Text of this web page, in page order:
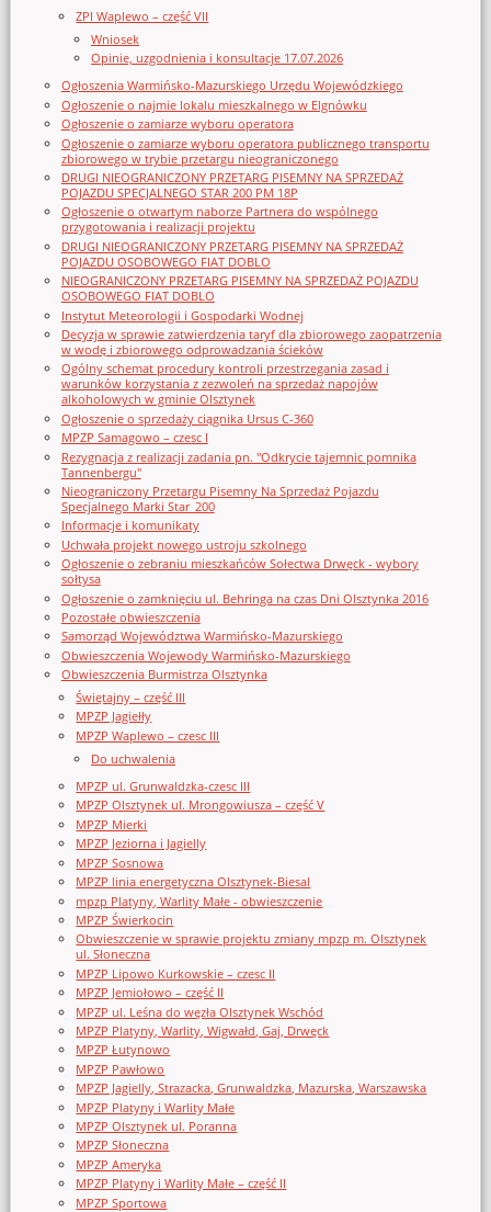
ZPI Waplewo – część VII
Wniosek
Opinie, uzgodnienia i konsultacje 17.07.2026
Ogłoszenia Warmińsko-Mazurskiego Urzędu Wojewódzkiego
Ogłoszenie o najmie lokalu mieszkalnego w Elgnówku
Ogłoszenie o zamiarze wyboru operatora
Ogłoszenie o zamiarze wyboru operatora publicznego transportu
zbiorowego w trybie przetargu nieograniczonego
DRUGI NIEOGRANICZONY PRZETARG PISEMNY NA SPRZEDAŻ
POJAZDU SPECJALNEGO STAR 200 PM 18P
Ogłoszenie o otwartym naborze Partnera do wspólnego
przygotowania i realizacji projektu
DRUGI NIEOGRANICZONY PRZETARG PISEMNY NA SPRZEDAŻ
POJAZDU OSOBOWEGO FIAT DOBLO
NIEOGRANICZONY PRZETARG PISEMNY NA SPRZEDAŻ POJAZDU
OSOBOWEGO FIAT DOBLO
Instytut Meteorologii i Gospodarki Wodnej
Decyzja w sprawie zatwierdzenia taryf dla zbiorowego zaopatrzenia
w wodę i zbiorowego odprowadzania ścieków
Ogólny schemat procedury kontroli przestrzegania zasad i
warunków korzystania z zezwoleń na sprzedaż napojów
alkoholowych w gminie Olsztynek
Ogłoszenie o sprzedaży ciągnika Ursus C-360
MPZP Samagowo – czesc I
Rezygnacja z realizacji zadania pn. "Odkrycie tajemnic pomnika
Tannenbergu"
Nieograniczony Przetargu Pisemny Na Sprzedaż Pojazdu
Specjalnego Marki Star_200
Informacje i komunikaty
Uchwała projekt nowego ustroju szkolnego
Ogłoszenie o zebraniu mieszkańców Sołectwa Drwęck - wybory
sołtysa
Ogłoszenie o zamknięciu ul. Behringa na czas Dni Olsztynka 2016
Pozostałe obwieszczenia
Samorząd Województwa Warmińsko-Mazurskiego
Obwieszczenia Wojewody Warmińsko-Mazurskiego
Obwieszczenia Burmistrza Olsztynka
Świętajny – część III
MPZP Jagiełły
MPZP Waplewo – czesc III
Do uchwalenia
MPZP ul. Grunwaldzka-czesc III
MPZP Olsztynek ul. Mrongowiusza – część V
MPZP Mierki
MPZP Jeziorna i Jagielly
MPZP Sosnowa
MPZP linia energetyczna Olsztynek-Biesal
mpzp Platyny, Warlity Małe - obwieszczenie
MPZP Świerkocin
Obwieszczenie w sprawie projektu zmiany mpzp m. Olsztynek
ul. Słoneczna
MPZP Lipowo Kurkowskie – czesc II
MPZP Jemiołowo – część II
MPZP ul. Leśna do węzła Olsztynek Wschód
MPZP Platyny, Warlity, Wigwałd, Gaj, Drwęck
MPZP Łutynowo
MPZP Pawłowo
MPZP Jagielly, Strazacka, Grunwaldzka, Mazurska, Warszawska
MPZP Platyny i Warlity Małe
MPZP Olsztynek ul. Poranna
MPZP Słoneczna
MPZP Ameryka
MPZP Platyny i Warlity Małe – część II
MPZP Sportowa